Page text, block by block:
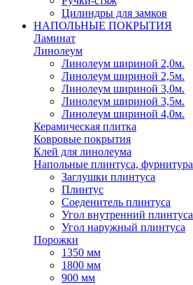
Цилиндры для замков
НАПОЛЬНЫЕ ПОКРЫТИЯ
Ламинат
Линолеум
Линолеум шириной 2,0м.
Линолеум шириной 2,5м.
Линолеум шириной 3,0м.
Линолеум шириной 3,5м.
Линолеум шириной 4,0м.
Керамическая плитка
Ковровые покрытия
Клей для линолеума
Напольные плинтуса, фурнитура
Заглушки плинтуса
Плинтус
Соеденитель плинтуса
Угол внутренний плинтуса
Угол наружный плинтуса
Порожки
1350 мм
1800 мм
900 мм